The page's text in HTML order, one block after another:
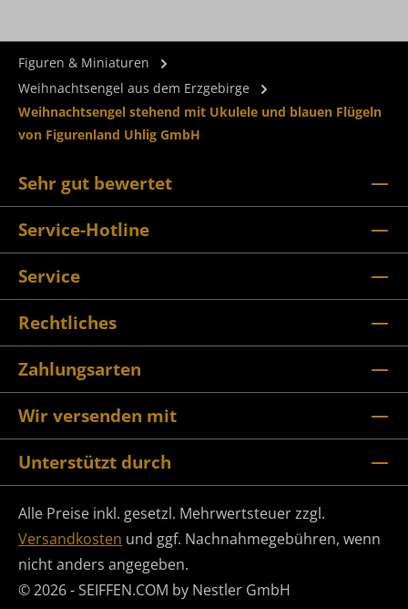
Figuren & Miniaturen
Weihnachtsengel aus dem Erzgebirge
Weihnachtsengel stehend mit Ukulele und blauen Flügeln
von Figurenland Uhlig GmbH
Sehr gut bewertet
Service-Hotline
Service
Rechtliches
Zahlungsarten
Wir versenden mit
Unterstützt durch
Alle Preise inkl. gesetzl. Mehrwertsteuer zzgl.
Versandkosten und ggf. Nachnahmegebühren, wenn
nicht anders angegeben.
© 2026 - SEIFFEN.COM by Nestler GmbH